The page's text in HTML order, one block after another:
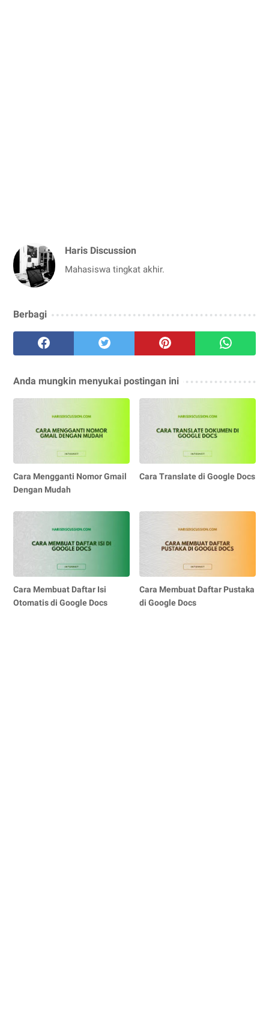
Haris Discussion
Mahasiswa tingkat akhir.
Berbagi
Anda mungkin menyukai postingan ini
Cara Mengganti Nomor Gmail
Dengan Mudah
Cara Translate di Google Docs
Cara Membuat Daftar Isi
Otomatis di Google Docs
Cara Membuat Daftar Pustaka
di Google Docs